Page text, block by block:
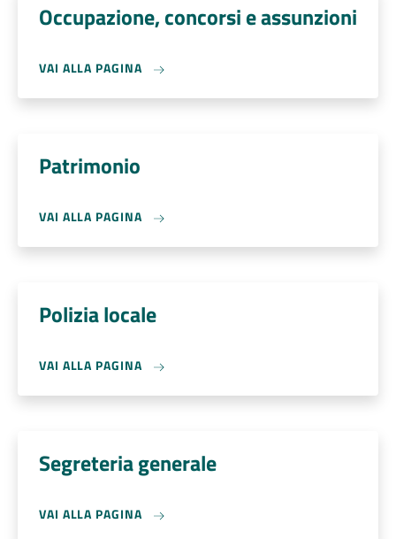
Occupazione, concorsi e assunzioni
VAI ALLA PAGINA
Patrimonio
VAI ALLA PAGINA
Polizia locale
VAI ALLA PAGINA
Segreteria generale
VAI ALLA PAGINA